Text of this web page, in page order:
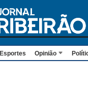
Esportes Opinião